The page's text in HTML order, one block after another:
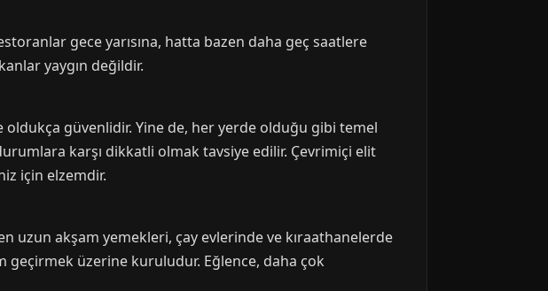
gece yarısına, hatta bazen daha geç saatlere
yaygın değildir.
güvenlidir. Yine de, her yerde olduğu gibi temel
karşı dikkatli olmak tavsiye edilir. Çevrimiçi elit
için elzemdir.
uzun akşam yemekleri, çay evlerinde ve kıraathanelerde
geçirmek üzerine kuruludur. Eğlence, daha çok